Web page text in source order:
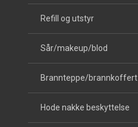
Refill og utstyr
Sår/makeup/blod
Brannteppe/brannkoffert
Hode nakke beskyttelse